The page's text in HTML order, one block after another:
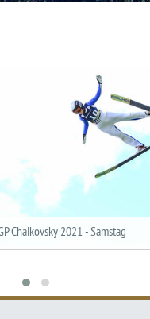
Chaikovsky 2021 - Samstag